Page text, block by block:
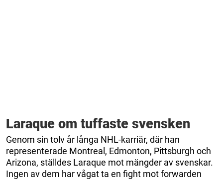
Laraque om tuffaste svensken
Genom sin tolv år långa NHL-karriär, där han
representerade Montreal, Edmonton, Pittsburgh och
Arizona, ställdes Laraque mot mängder av svenskar.
Ingen av dem har vågat ta en fight mot forwarden